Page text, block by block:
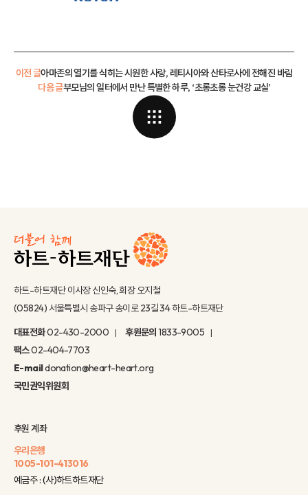
이전 글아마존의 열기를 식히는 시원한 사랑, 레티시아와 산타로사에 전해진 바람
부모님의 일터에서 만난 특별한 하루, ‘초롱초롱 눈건강 교실’
다음 글
하트-하트재단 이사장 신인숙, 회장 오지철
(05824) 서울특별시 송파구 송이로 23길 34 하트-하트재단
대표전화02-430-2000 후원문의 1833-9005
팩스02-404-7703
E-maildonation@heart-heart.org
국민권익위원회
후원 계좌
우리은행
1005-101-413016
예금주 : (사)하트하트재단